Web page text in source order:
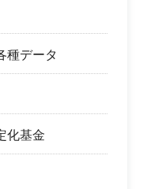
種データ
化基金